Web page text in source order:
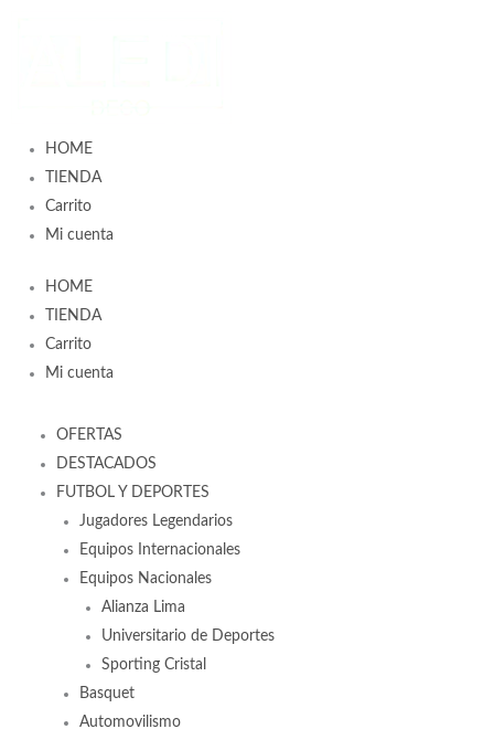
HOME
TIENDA
Carrito
Mi cuenta
HOME
TIENDA
Carrito
Mi cuenta
OFERTAS
DESTACADOS
FUTBOL Y DEPORTES
Jugadores Legendarios
Equipos Internacionales
Equipos Nacionales
Alianza Lima
Universitario de Deportes
Sporting Cristal
Basquet
Automovilismo